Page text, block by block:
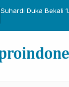
Suhardi Duka Bekali
Dasar Kebijakan